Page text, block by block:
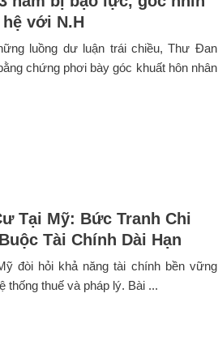
với N.H
luồng dư luận trái chiều, Thư Đan
chứng phơi bày góc khuất hôn nhân
Tại Mỹ: Bức Tranh Chi
Tài Chính Dài Hạn
đòi hỏi khả năng tài chính bền vững
thuế và pháp lý. Bài ...